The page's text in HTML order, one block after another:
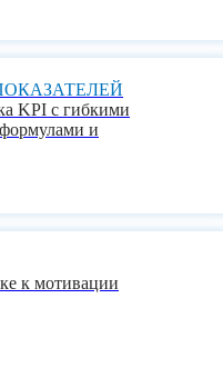
KPI с гибкими
и
к мотивации